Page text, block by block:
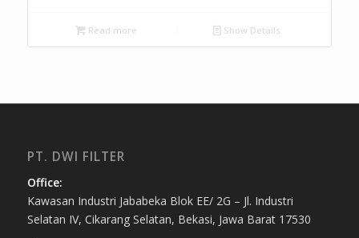
Read more Show Details
PT. DWI FILTER
Office:
Kawasan Industri Jababeka Blok EE/ 2G – Jl. Industri
Selatan IV, Cikarang Selatan, Bekasi, Jawa Barat 17530